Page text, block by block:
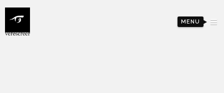
MENU